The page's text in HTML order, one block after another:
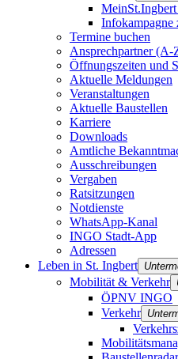
Infokampagne
Termine buchen
Ansprechpartner (A-
Öffnungszeiten und
Aktuelle Meldungen
Veranstaltungen
Aktuelle Baustellen
Karriere
Downloads
Amtliche
Ausschreibungen
Vergaben
Ratsitzungen
Notdienste
WhatsApp-Kanal
INGO Stadt-App
Adressen
Leben in St. Ingbert
Mobilität & Verkehr
ÖPNV INGO
Verkehr